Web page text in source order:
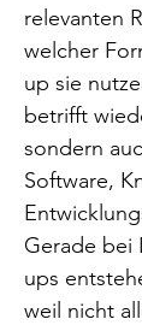
relevanten
welcher
up sie
betrifft
sondern
Software,
Gerade bei
ups
weil nicht